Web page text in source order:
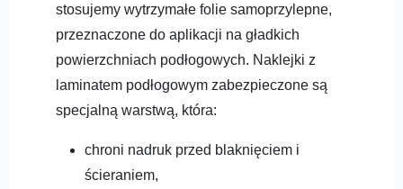
stosujemy wytrzymałe folie samoprzylepne,
przeznaczone do aplikacji na gładkich
powierzchniach podłogowych. Naklejki z
laminatem podłogowym zabezpieczone są
specjalną warstwą, która:
chroni nadruk przed blaknięciem i
ścieraniem,